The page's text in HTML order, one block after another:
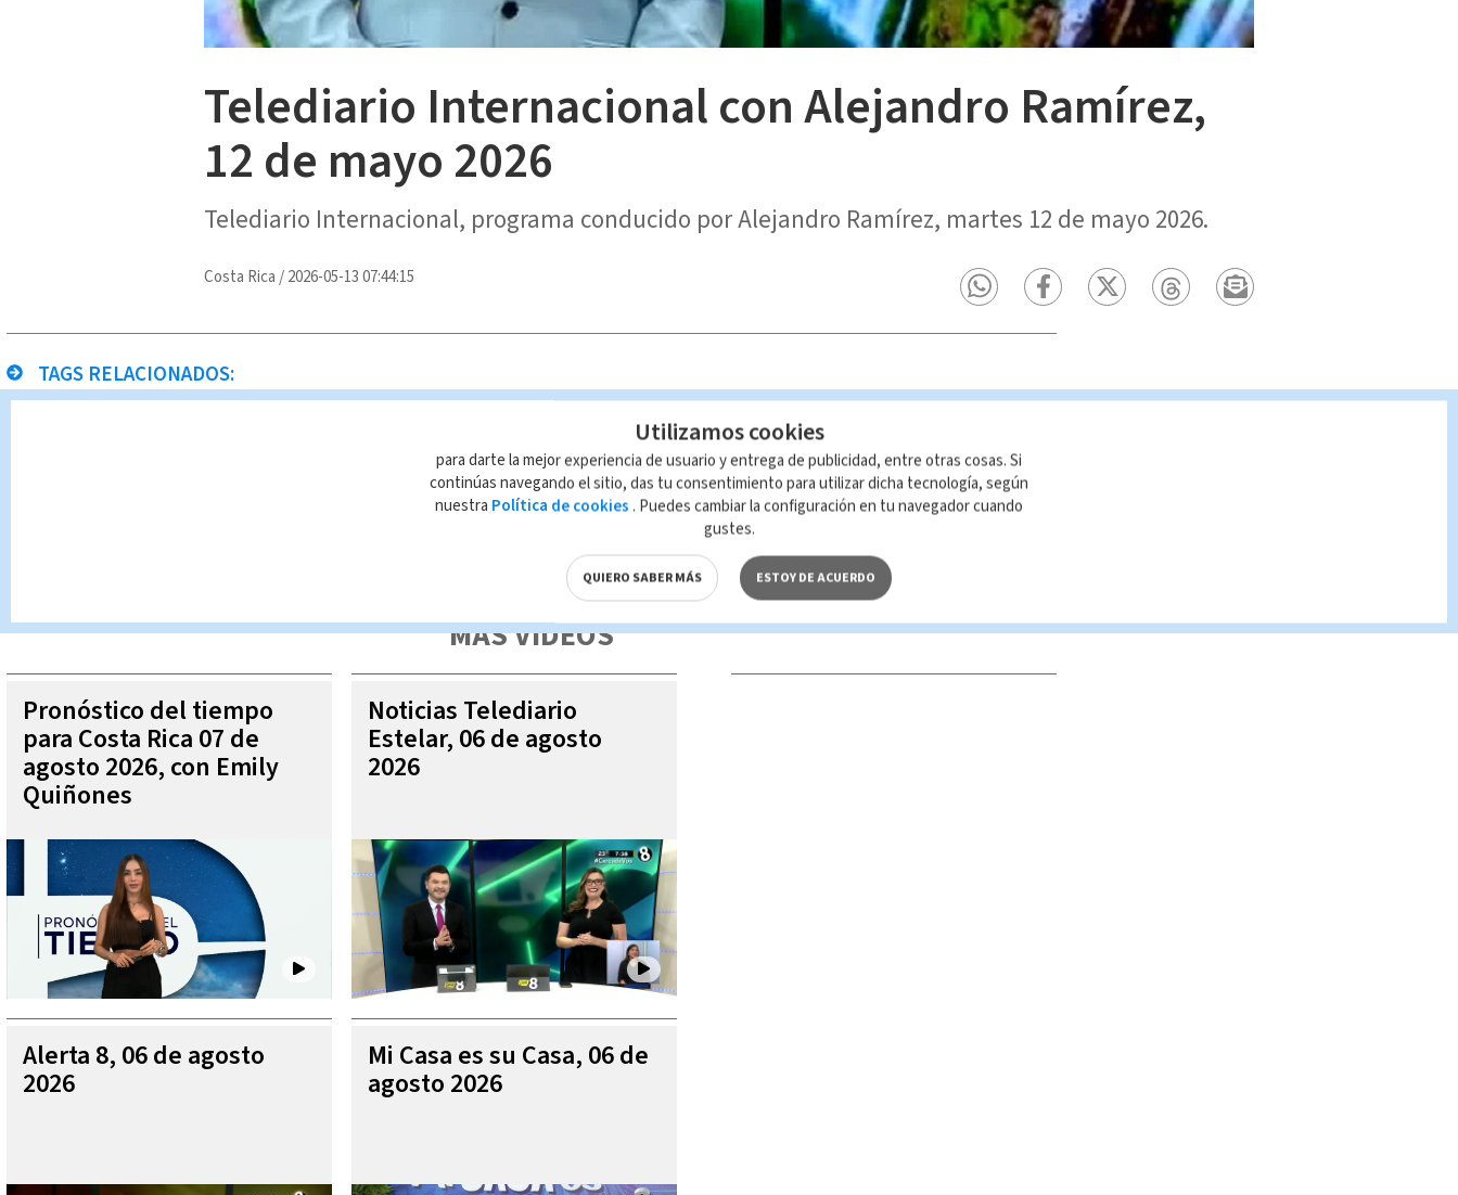
Telediario Internacional con Alejandro Ramírez,
12 de mayo 2026
Telediario Internacional, programa conducido por Alejandro Ramírez, martes 12 de mayo 2026.
Costa Rica /2026-05-13 07:44:15
TAGS RELACIONADOS:
Queda prohibida la reproducción total o parcial del contenido de esta página, mismo que es propiedad de TELEDIARIO; su reproducción no
autorizada constituye una infracción y un delito de conformidad con las leyes aplicables.
MÁS VIDEOS
Pronóstico del tiempo
para Costa Rica 07 de
agosto 2026, con Emily
Quiñones
Noticias Telediario
Estelar, 06 de agosto
2026
Alerta 8, 06 de agosto
2026
Mi Casa es su Casa, 06 de
agosto 2026
Utilizamos cookies
para darte la mejor experiencia de usuario y entrega de publicidad, entre otras cosas. Si
continúas navegando el sitio, das tu consentimiento para utilizar dicha tecnología, según
nuestra Política de cookies . Puedes cambiar la configuración en tu navegador cuando
gustes.
QUIERO SABER MÁS ESTOY DE ACUERDO